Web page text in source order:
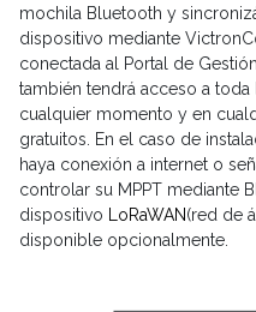
mochila Bluetooth y
dispositivo mediante
conectada al Portal de
también tendrá acceso a toda
cualquier momento y en
gratuitos. En el caso de
haya conexión a internet o
controlar su MPPT mediante
dispositivo LoRaWAN(red de
disponible opcionalmente.